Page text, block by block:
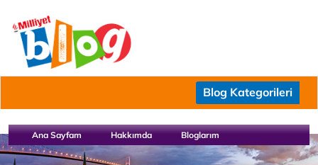
Blog Kategorileri
Ana Sayfam Hakkımda Bloglarım